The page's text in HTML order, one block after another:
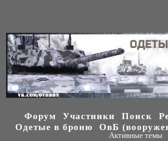
Форум Участники Поиск
Одетые в броню
ОвБ
Активные темы